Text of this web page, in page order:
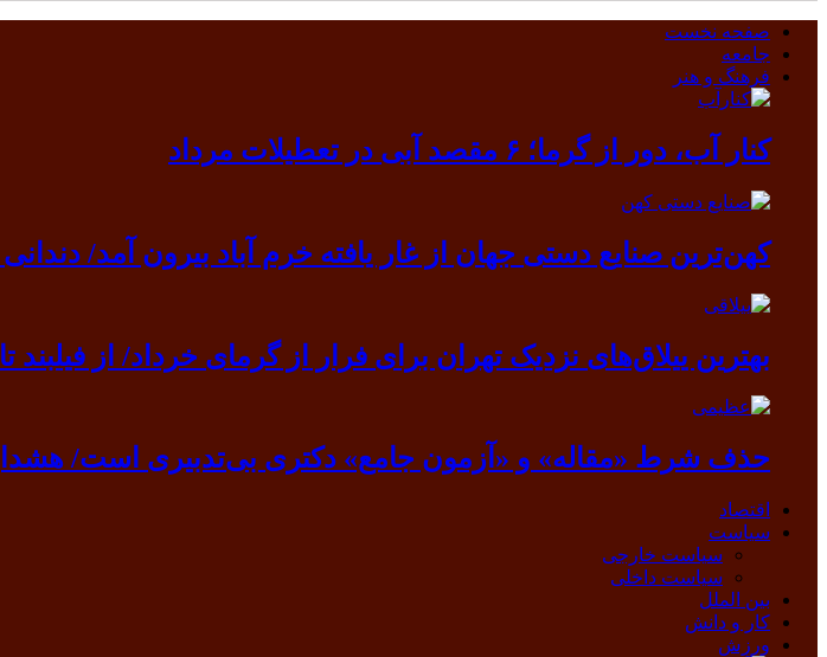
صفحه نخست
جامعه
فرهنگ و هنر
کنار آب، دور از گرما؛ ۶ مقصد آبی در تعطیلات مرداد
کهن‌ترین صنایع دستی جهان از غار یافته خرم آباد بیرون آمد/ دندانی که ۳۹ هزار سال پیش به گردن انسان نخستین
بهترین ییلاق‌های نزدیک تهران برای فرار از گرمای خرداد/ از فیلبند تا جنت
حذف شرط «مقاله» و «آزمون جامع» دکتری بی‌تدبیری است/
اقتصاد
سیاست
سیاست خارجی
سیاست داخلی
بین الملل
کار و دانش
ورزش